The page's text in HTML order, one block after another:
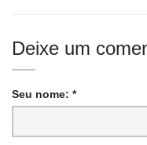
Deixe um
Seu nome: *